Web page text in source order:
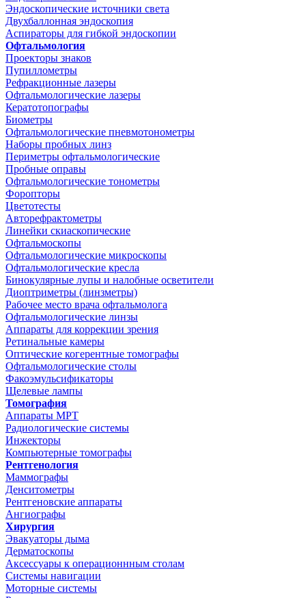
Эндоскопические источники света
Двухбаллонная эндоскопия
Аспираторы для гибкой эндоскопии
Офтальмология
Проекторы знаков
Пупиллометры
Рефракционные лазеры
Офтальмологические лазеры
Кератотопографы
Биометры
Офтальмологические пневмотонометры
Наборы пробных линз
Периметры офтальмологические
Пробные оправы
Офтальмологические тонометры
Форопторы
Цветотесты
Авторефрактометры
Линейки скиаскопические
Офтальмоскопы
Офтальмологические микроскопы
Офтальмологические кресла
Бинокулярные лупы и налобные осветители
Диоптриметры (линзметры)
Рабочее место врача офтальмолога
Офтальмологические линзы
Аппараты для коррекции зрения
Ретинальные камеры
Оптические когерентные томографы
Офтальмологические столы
Факоэмульсификаторы
Щелевые лампы
Томография
Аппараты МРТ
Радиологические системы
Инжекторы
Компьютерные томографы
Рентгенология
Маммографы
Денситометры
Рентгеновские аппараты
Ангиографы
Хирургия
Эвакуаторы дыма
Дерматоскопы
Аксессуары к операционнным столам
Системы навигации
Моторные системы